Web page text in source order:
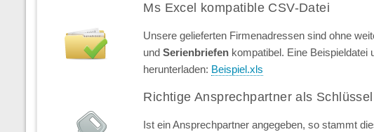
Ms Excel kompatible CSV-Datei
Unsere gelieferten Firmenadressen sind ohne
undSerienbriefen kompatibel. Eine Beispieldatei
herunterladen: Beispiel.xls
Richtige Ansprechpartner als
Ist ein Ansprechpartner angegeben, so stammt